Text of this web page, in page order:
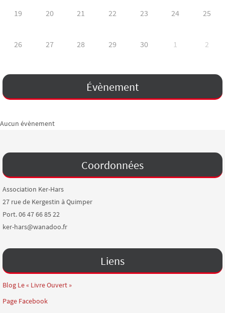
19 20 21 22 23 24 25
26 27 28 29 30 1 2
Évènement
Aucun évènement
Coordonnées
Association Ker-Hars
27 rue de Kergestin à Quimper
Port. 06 47 66 85 22
ker-hars@wanadoo.fr
Liens
Blog Le « Livre Ouvert »
Page Facebook